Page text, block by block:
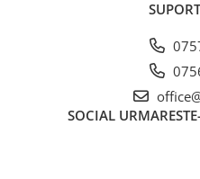
SOCIAL